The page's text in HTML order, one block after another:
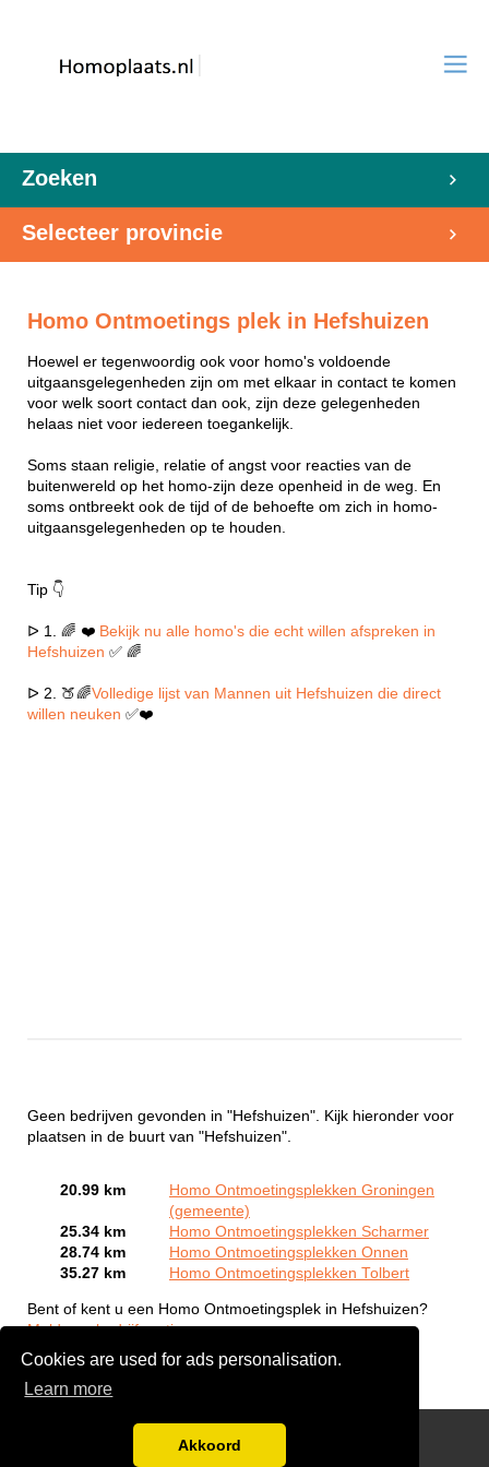
Cookies are used for ads personalisation.
Learn more
Akkoord
Zoeken
Selecteer provincie
Homo Ontmoetings plek in Hefshuizen
Hoewel er tegenwoordig ook voor homo's voldoende
uitgaansgelegenheden zijn om met elkaar in contact te komen
voor welk soort contact dan ook, zijn deze gelegenheden
helaas niet voor iedereen toegankelijk.
Soms staan religie, relatie of angst voor reacties van de
buitenwereld op het homo-zijn deze openheid in de weg. En
soms ontbreekt ook de tijd of de behoefte om zich in homo-
uitgaansgelegenheden op te houden.
Tip 👇
ᐅ 1. 🌈 ❤️ Bekijk nu alle homo's die echt willen afspreken in
Hefshuizen ✅ 🌈
ᐅ 2. 🍑🌈Volledige lijst van Mannen uit Hefshuizen die direct
willen neuken ✅❤️
Geen bedrijven gevonden in "Hefshuizen". Kijk hieronder voor
plaatsen in de buurt van "Hefshuizen".
20.99 km
Homo Ontmoetingsplekken Groningen
(gemeente)
25.34 km
Homo Ontmoetingsplekken Scharmer
28.74 km
Homo Ontmoetingsplekken Onnen
35.27 km
Homo Ontmoetingsplekken Tolbert
Bent of kent u een Homo Ontmoetingsplek in Hefshuizen?
Meld een bedrijf gratis aan